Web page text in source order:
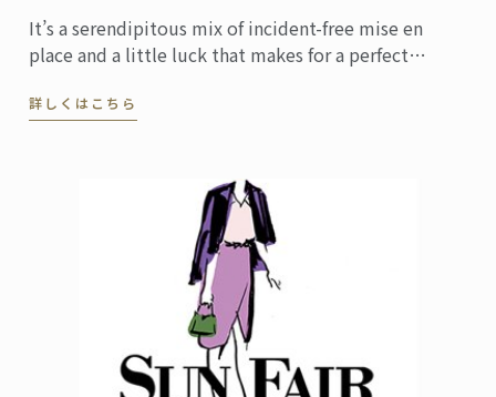
It’s a serendipitous mix of incident-free mise en
place and a little luck that makes for a perfect
...
詳しくはこちら